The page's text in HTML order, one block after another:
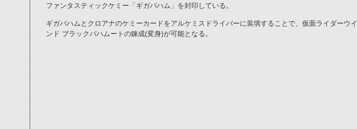
ファンタスティックケミー「ギガバハム」を封印している。
ギガバハムとクロアナのケミーカードをアルケミスドライバーに装填することで、仮面ライダーウイ
ンド ブラックバハムートの錬成(変身)が可能となる。